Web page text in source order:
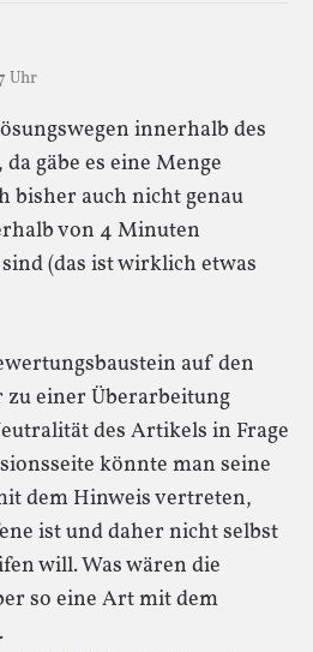
Uhr
innerhalb des
gäbe es eine Menge
bisher auch nicht genau
von 4 Minuten
(das ist wirklich etwas
auf den
einer Überarbeitung
des Artikels in Frage
könnte man seine
dem Hinweis vertreten,
ist und daher nicht selbst
will. Was wären die
so eine Art mit dem